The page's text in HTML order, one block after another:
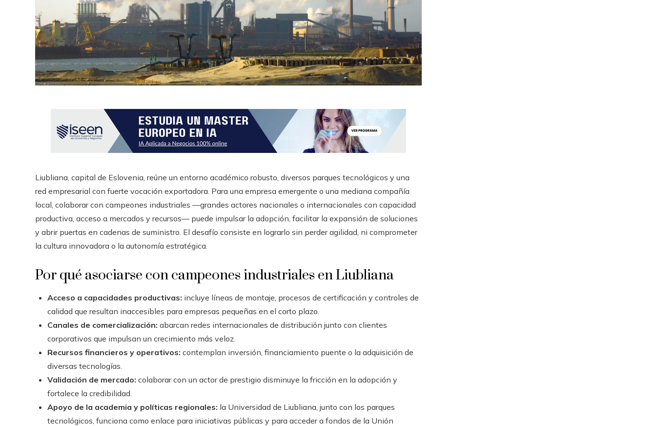
Liubliana, capital de Eslovenia, reúne un entorno académico robusto, diversos parques tecnológicos y una
red empresarial con fuerte vocación exportadora. Para una empresa emergente o una mediana compañía
local, colaborar con campeones industriales —grandes actores nacionales o internacionales con capacidad
productiva, acceso a mercados y recursos— puede impulsar la adopción, facilitar la expansión de soluciones
y abrir puertas en cadenas de suministro. El desafío consiste en lograrlo sin perder agilidad, ni comprometer
la cultura innovadora o la autonomía estratégica.
Por qué asociarse con campeones industriales en Liubliana
Acceso a capacidades productivas: incluye líneas de montaje, procesos de certificación y controles de
calidad que resultan inaccesibles para empresas pequeñas en el corto plazo.
Canales de comercialización: abarcan redes internacionales de distribución junto con clientes
corporativos que impulsan un crecimiento más veloz.
Recursos financieros y operativos: contemplan inversión, financiamiento puente o la adquisición de
diversas tecnologías.
Validación de mercado: colaborar con un actor de prestigio disminuye la fricción en la adopción y
fortalece la credibilidad.
Apoyo de la academia y políticas regionales: la Universidad de Liubliana, junto con los parques
tecnológicos, funciona como enlace para iniciativas públicas y para acceder a fondos de la Unión